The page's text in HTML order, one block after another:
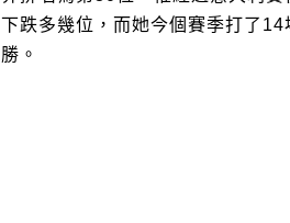
下跌多幾位，而她今個賽季打了14
勝。